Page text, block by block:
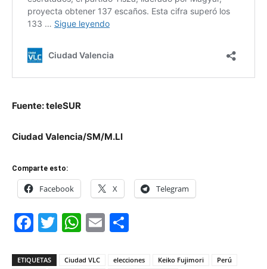
Fuente: teleSUR
Ciudad Valencia/SM/M.Ll
Comparte esto:
Facebook X Telegram
Facebook
Twitter
WhatsApp
Email
ETIQUETAS Ciudad VLC elecciones Keiko Fujimori
Perú